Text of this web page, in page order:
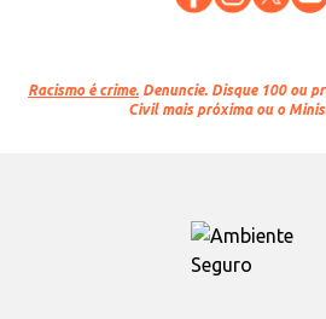
Racismo é crime. Denuncie. Disque 100 ou
Civil mais próxima ou o